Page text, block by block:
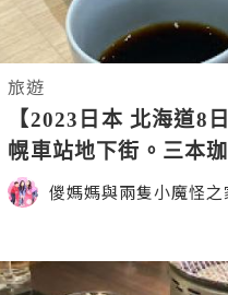
旅遊
【2023日本 北海道8
幌車站地下街。三本
嘆杯靚咖啡
儍媽媽與兩隻小魔怪之